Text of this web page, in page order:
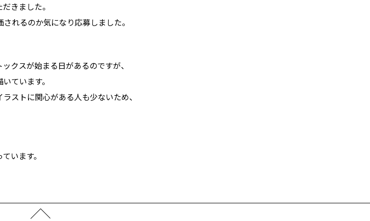
きました。
れるのか気になり応募しました。
クスが始まる日があるのですが、
ています。
ストに関心がある人も少ないため、
います。